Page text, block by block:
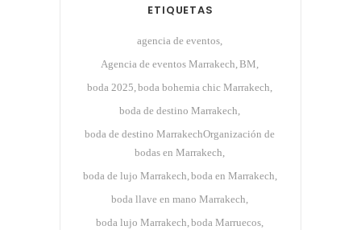
ETIQUETAS
agencia de eventos
Agencia de eventos Marrakech BM
boda 2025 boda bohemia chic Marrakech
boda de destino Marrakech
boda de destino MarrakechOrganización de
bodas en Marrakech
boda de lujo Marrakech boda en Marrakech
boda llave en mano Marrakech
boda lujo Marrakech boda Marruecos